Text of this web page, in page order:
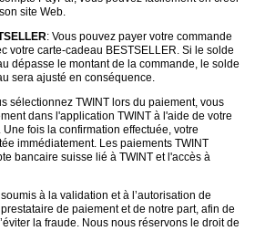
site Web.
: Vous pouvez payer votre commande
votre carte-cadeau BESTSELLER. Si le solde
dépasse le montant de la commande, le solde
sera ajusté en conséquence.
sélectionnez TWINT lors du paiement, vous
dans l'application TWINT à l'aide de votre
fois la confirmation effectuée, votre
immédiatement. Les paiements TWINT
bancaire suisse lié à TWINT et l'accès à
à la validation et à l’autorisation de
de paiement et de notre part, afin de
la fraude. Nous nous réservons le droit de